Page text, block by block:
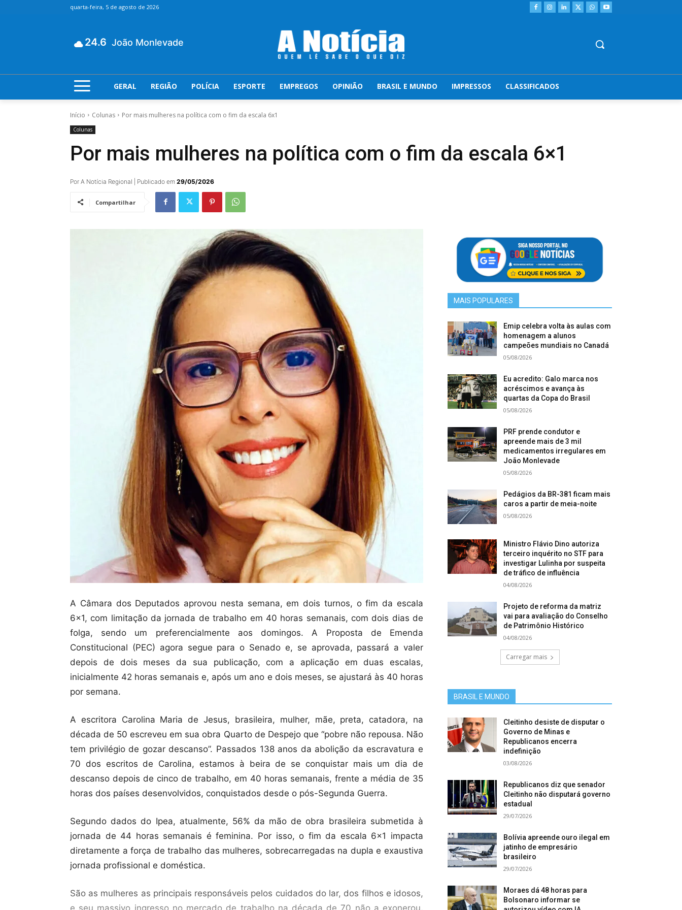
quarta-feira, 5 de agosto de 2026
24.6 João Monlevade
GERAL REGIÃO POLÍCIA ESPORTE EMPREGOS OPINIÃO BRASIL E MUNDO IMPRESSOS CLASSIFICADOS
Início Colunas Por mais mulheres na política com o fim da escala 6x1
Colunas
Por mais mulheres na política com o fim da escala 6×1
Por A Notícia Regional | Publicado em 29/05/2026
Compartilhar
A Câmara dos Deputados aprovou nesta semana, em dois turnos, o fim da escala
6×1, com limitação da jornada de trabalho em 40 horas semanais, com dois dias de
folga, sendo um preferencialmente aos domingos. A Proposta de Emenda
Constitucional (PEC) agora segue para o Senado e, se aprovada, passará a valer
depois de dois meses da sua publicação, com a aplicação em duas escalas,
inicialmente 42 horas semanais e, após um ano e dois meses, se ajustará às 40 horas
por semana.
A escritora Carolina Maria de Jesus, brasileira, mulher, mãe, preta, catadora, na
década de 50 escreveu em sua obra Quarto de Despejo que “pobre não repousa. Não
tem privilégio de gozar descanso”. Passados 138 anos da abolição da escravatura e
70 dos escritos de Carolina, estamos à beira de se conquistar mais um dia de
descanso depois de cinco de trabalho, em 40 horas semanais, frente a média de 35
horas dos países desenvolvidos, conquistados desde o pós-Segunda Guerra.
Segundo dados do Ipea, atualmente, 56% da mão de obra brasileira submetida à
jornada de 44 horas semanais é feminina. Por isso, o fim da escala 6×1 impacta
diretamente a força de trabalho das mulheres, sobrecarregadas na dupla e exaustiva
jornada profissional e doméstica.
São as mulheres as principais responsáveis pelos cuidados do lar, dos filhos e idosos,
e seu massivo ingresso no mercado de trabalho na década de 70 não a exonerou,
MAIS POPULARES
Emip celebra volta às aulas com
homenagem a alunos
campeões mundiais no Canadá
05/08/2026
Eu acredito: Galo marca nos
acréscimos e avança às
quartas da Copa do Brasil
05/08/2026
PRF prende condutor e
apreende mais de 3 mil
medicamentos irregulares em
João Monlevade
05/08/2026
Pedágios da BR-381 ficam mais
caros a partir de meia-noite
05/08/2026
Ministro Flávio Dino autoriza
terceiro inquérito no STF para
investigar Lulinha por suspeita
de tráfico de influência
04/08/2026
Projeto de reforma da matriz
vai para avaliação do Conselho
de Patrimônio Histórico
04/08/2026
Carregar mais
BRASIL E MUNDO
Cleitinho desiste de disputar o
Governo de Minas e
Republicanos encerra
indefinição
03/08/2026
Republicanos diz que senador
Cleitinho não disputará governo
estadual
29/07/2026
Bolívia apreende ouro ilegal em
jatinho de empresário
brasileiro
29/07/2026
Moraes dá 48 horas para
Bolsonaro informar se